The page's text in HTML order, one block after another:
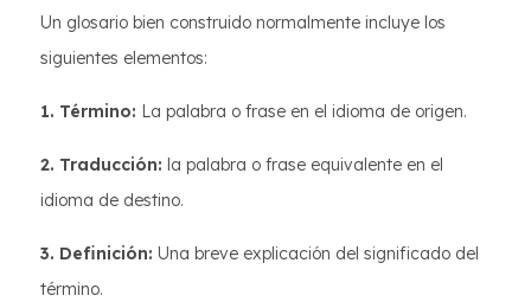
Un glosario bien construido normalmente incluye los
siguientes elementos:
1. Término: La palabra o frase en el idioma de origen.
2. Traducción: la palabra o frase equivalente en el
idioma de destino.
3. Definición: Una breve explicación del significado del
término.